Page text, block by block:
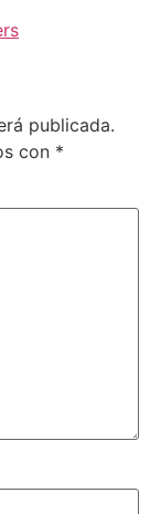
publicada.
con *